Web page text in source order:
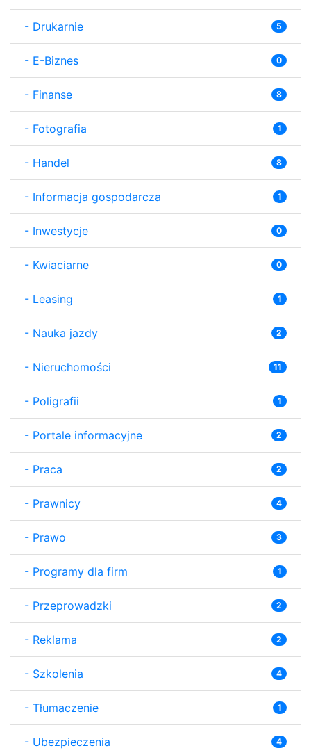
- Drukarnie 5
- E-Biznes 0
- Finanse 8
- Fotografia 1
- Handel 8
- Informacja gospodarcza 1
- Inwestycje 0
- Kwiaciarne 0
- Leasing 1
- Nauka jazdy 2
- Nieruchomości 11
- Poligrafii 1
- Portale informacyjne 2
- Praca 2
- Prawnicy 4
- Prawo 3
- Programy dla firm 1
- Przeprowadzki 2
- Reklama 2
- Szkolenia 4
- Tłumaczenie 1
- Ubezpieczenia 4